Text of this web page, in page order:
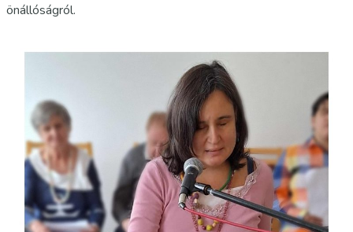
önállóságról.